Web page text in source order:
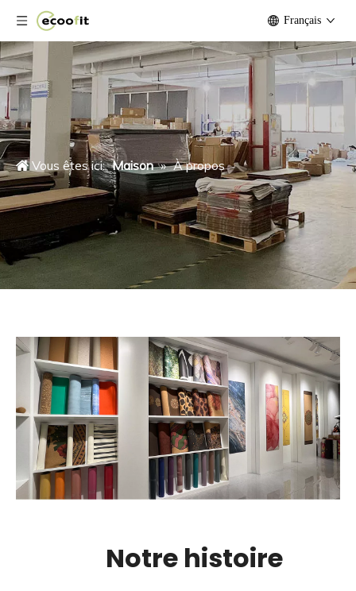
Français
Vous êtes ici: Maison » À propos
Notre histoire